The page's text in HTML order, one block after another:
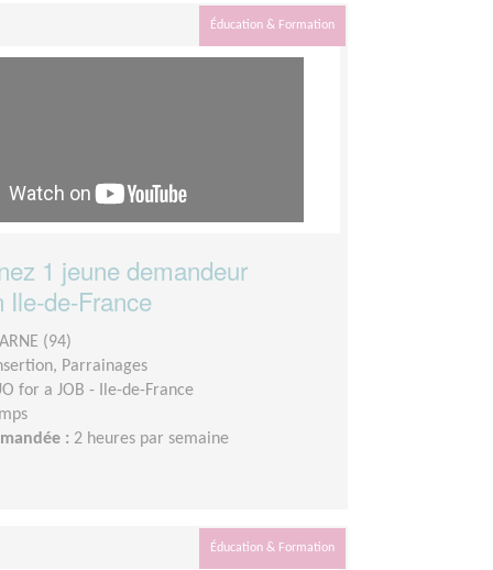
Éducation & Formation
1 jeune demandeur
Ile-de-France
(94)
Parrainages
for a JOB - Ile-de-France
: 2 heures par semaine
Éducation & Formation